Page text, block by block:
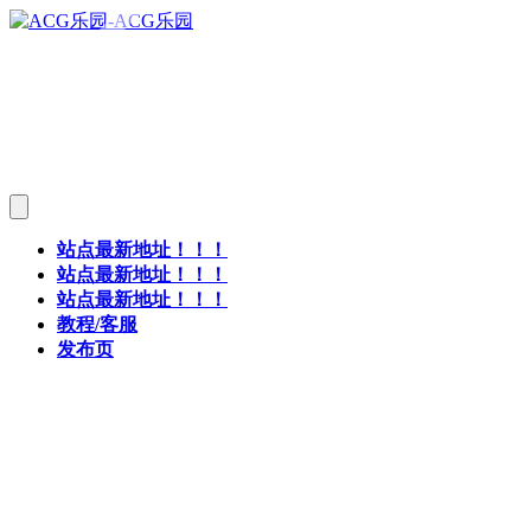
站点最新地址！！！
站点最新地址！！！
站点最新地址！！！
教程/客服
发布页